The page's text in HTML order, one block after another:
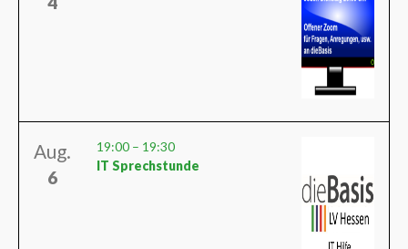
Aug.
6
19:00 – 19:30
IT Sprechstunde